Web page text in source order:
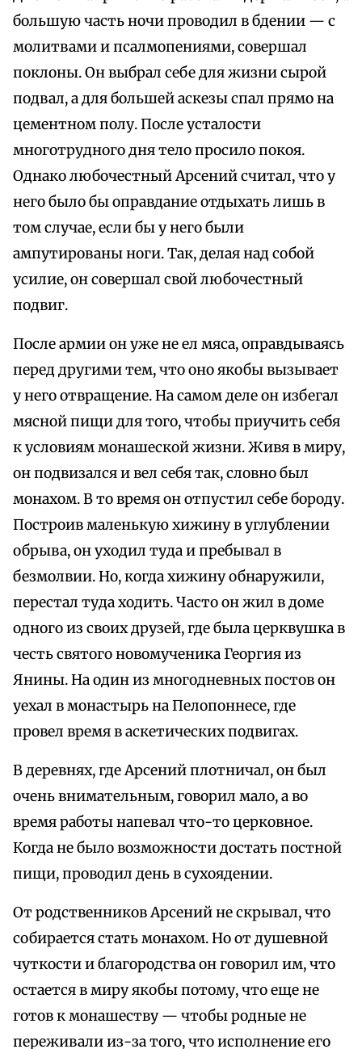
большую часть ночи проводил в бдении — с
молитвами и псалмопениями, совершал
поклоны. Он выбрал себе для жизни сырой
подвал, а для большей аскезы спал прямо на
цементном полу. После усталости
многотрудного дня тело просило покоя.
Однако любочестный Арсений считал, что у
него было бы оправдание отдыхать лишь в
том случае, если бы у него были
ампутированы ноги. Так, делая над собой
усилие, он совершал свой любочестный
подвиг.
После армии он уже не ел мяса, оправдываясь
перед другими тем, что оно якобы вызывает
у него отвращение. На самом деле он избегал
мясной пищи для того, чтобы приучить себя
к условиям монашеской жизни. Живя в миру,
он подвизался и вел себя так, словно был
монахом. В то время он отпустил себе бороду.
Построив маленькую хижину в углублении
обрыва, он уходил туда и пребывал в
безмолвии. Но, когда хижину обнаружили,
перестал туда ходить. Часто он жил в доме
одного из своих друзей, где была церквушка в
честь святого новомученика Георгия из
Янины. На один из многодневных постов он
уехал в монастырь на Пелопоннесе, где
провел время в аскетических подвигах.
В деревнях, где Арсений плотничал, он был
очень внимательным, говорил мало, а во
время работы напевал что-то церковное.
Когда не было возможности достать постной
пищи, проводил день в сухоядении.
От родственников Арсений не скрывал, что
собирается стать монахом. Но от душевной
чуткости и благородства он говорил им, что
остается в миру якобы потому, что еще не
готов к монашеству — чтобы родные не
переживали из-за того, что исполнение его